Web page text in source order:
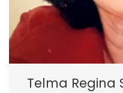
Telma Regina